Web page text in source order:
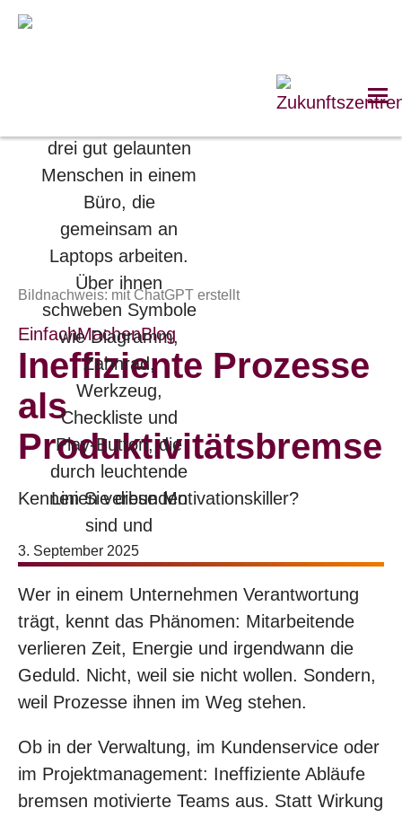
EinfachMachenBlog
Ineffiziente Prozesse
als
Produktivitätsbremse
Kennen Sie diese Motivationskiller?
Bildnachweis: mit ChatGPT erstellt
3. September 2025
Wer in einem Unternehmen Verantwortung
trägt, kennt das Phänomen: Mitarbeitende
verlieren Zeit, Energie und irgendwann die
Geduld. Nicht, weil sie nicht wollen. Sondern,
weil Prozesse ihnen im Weg stehen.
Ob in der Verwaltung, im Kundenservice oder
im Projektmanagement: Ineffiziente Abläufe
bremsen motivierte Teams aus. Statt Wirkung